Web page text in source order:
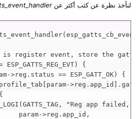
لنأخذ نظرة عن كثب أكثر عن
is register event, store the
ESP_GATTS_REG_EVT) {
>reg.status == ESP_GATT_OK) {
"Reg app failed,
param->reg.app_id,